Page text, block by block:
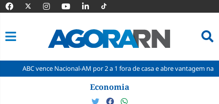
vence Nacional-AM por 2 a 1 fora de casa e abre vantagem nas quartas
Economia